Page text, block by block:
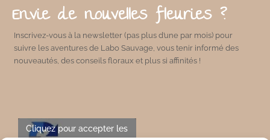
Envie de nouvelles fleuries ?
Inscrivez-vous à la newsletter (pas plus d’une par mois) pour
suivre les aventures de Labo Sauvage, vous tenir informé des
nouveautés, des conseils floraux et plus si affinités !
Cliquez pour accepter les